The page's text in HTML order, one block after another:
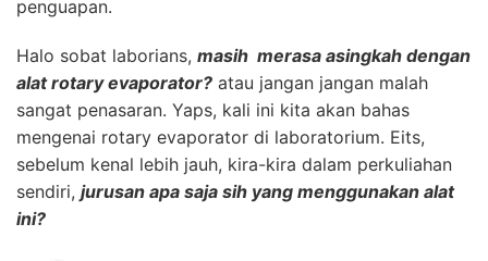
penguapan.
Halo sobat laborians, masih merasa asingkah dengan
alat rotary evaporator? atau jangan jangan malah
sangat penasaran. Yaps, kali ini kita akan bahas
mengenai rotary evaporator di laboratorium. Eits,
sebelum kenal lebih jauh, kira-kira dalam perkuliahan
sendiri, jurusan apa saja sih yang menggunakan alat
ini?